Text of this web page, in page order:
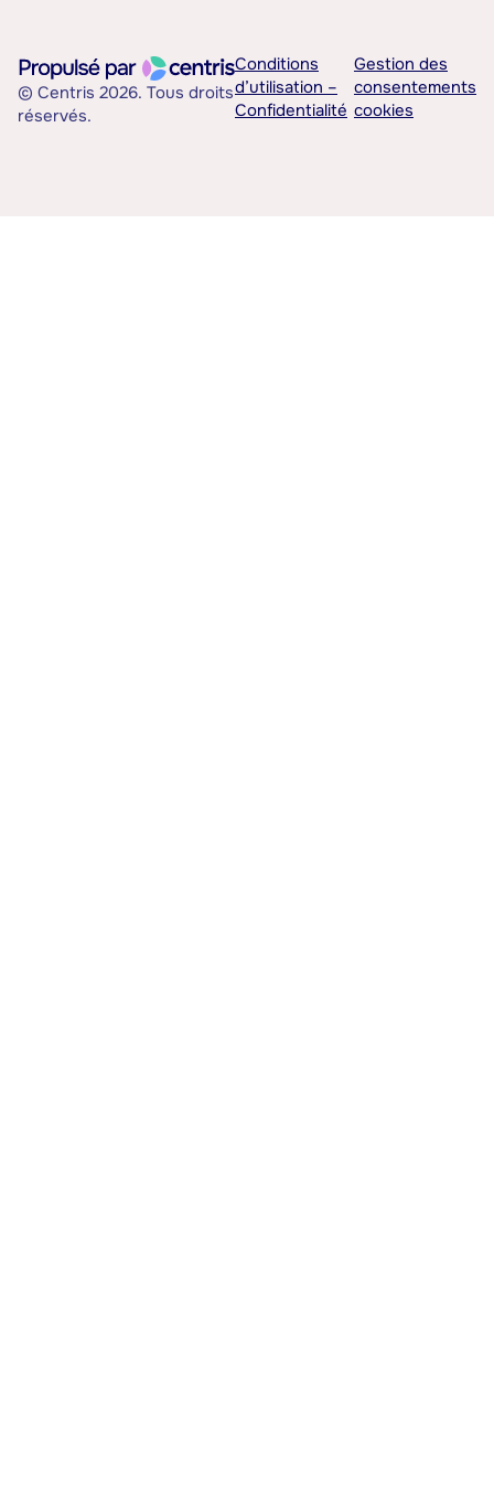
© Centris 2026. Tous droits
réservés.
Conditions
d’utilisation –
Confidentialité
Gestion des
consentements
cookies